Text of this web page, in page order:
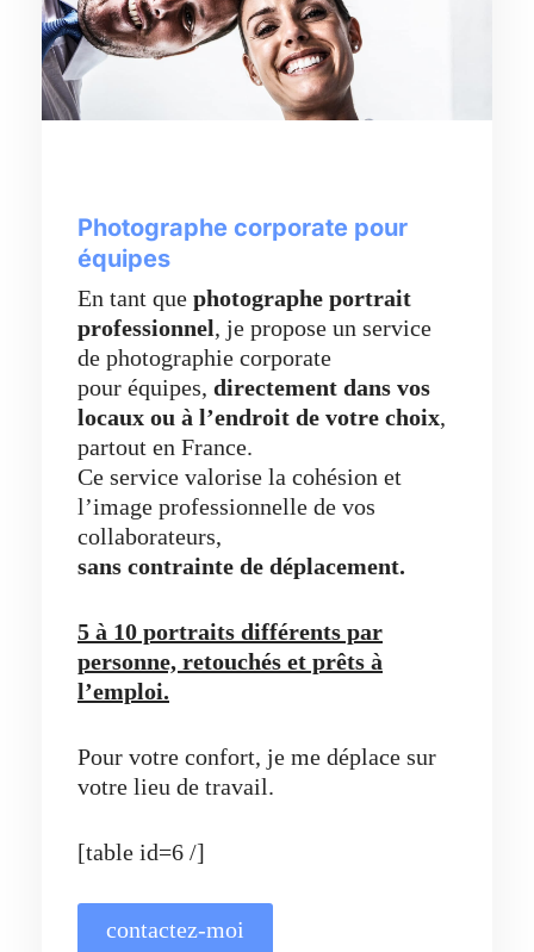
Photographe corporate pour
équipes
En tant que photographe portrait
professionnel, je propose un service
de photographie corporate
pour équipes, directement dans vos
locaux ou à l’endroit de votre choix,
partout en France.
Ce service valorise la cohésion et
l’image professionnelle de vos
collaborateurs,
sans contrainte de déplacement.
5 à 10 portraits différents par
personne, retouchés et prêts à
l’emploi.
Pour votre confort, je me déplace sur
votre lieu de travail.
[table id=6 /]
contactez-moi